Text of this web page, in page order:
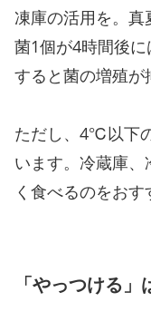
凍庫の活用を。
菌1個が4時間後
すると菌の増殖が
ただし、4℃以下
います。冷蔵庫
く食べるのをおす
「やっつける